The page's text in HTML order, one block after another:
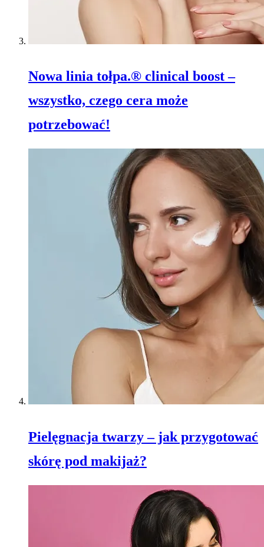
Nowa linia tołpa.® clinical boost –
wszystko, czego cera może
potrzebować!
Pielęgnacja twarzy – jak przygotować
skórę pod makijaż?